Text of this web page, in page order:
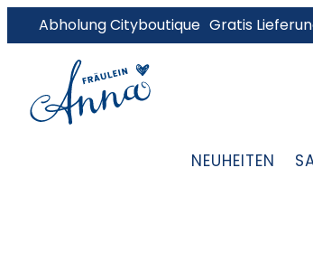
Abholung Cityboutique Gratis
NEUHEITEN